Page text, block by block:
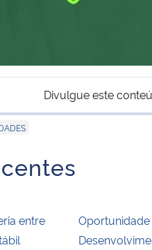
Divulgue este
entre